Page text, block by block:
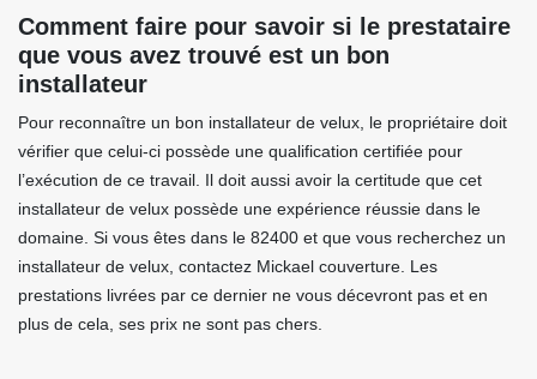
Comment faire pour savoir si le prestataire
que vous avez trouvé est un bon
installateur
Pour reconnaître un bon installateur de velux, le propriétaire doit
vérifier que celui-ci possède une qualification certifiée pour
l’exécution de ce travail. Il doit aussi avoir la certitude que cet
installateur de velux possède une expérience réussie dans le
domaine. Si vous êtes dans le 82400 et que vous recherchez un
installateur de velux, contactez Mickael couverture. Les
prestations livrées par ce dernier ne vous décevront pas et en
plus de cela, ses prix ne sont pas chers.